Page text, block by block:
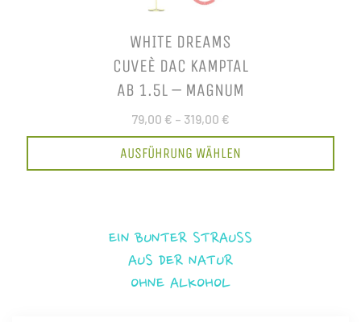
WHITE DREAMS
CUVEÈ DAC KAMPTAL
AB 1.5L – MAGNUM
79,00 € – 319,00 €
AUSFÜHRUNG WÄHLEN
EIN BUNTER STRAUSS
AUS DER NATUR
OHNE ALKOHOL